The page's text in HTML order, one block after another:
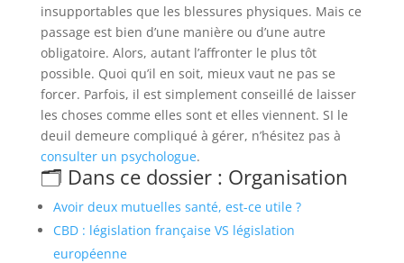
insupportables que les blessures physiques. Mais ce
passage est bien d’une manière ou d’une autre
obligatoire. Alors, autant l’affronter le plus tôt
possible. Quoi qu’il en soit, mieux vaut ne pas se
forcer. Parfois, il est simplement conseillé de laisser
les choses comme elles sont et elles viennent. SI le
deuil demeure compliqué à gérer, n’hésitez pas à
consulter un psychologue.
🗂️ Dans ce dossier : Organisation
Avoir deux mutuelles santé, est-ce utile ?
CBD : législation française VS législation
européenne